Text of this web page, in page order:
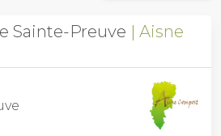
Sainte-Preuve
Aisne